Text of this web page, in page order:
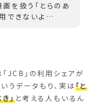
を扱う「とらのあ
用できないよ…
JCB」の利用シェアが
データもり、実は「と
」と考える人もいるん